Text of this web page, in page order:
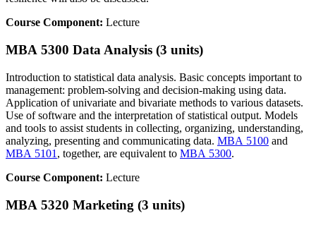
Course Component: Lecture
MBA 5300 Data Analysis (3 units)
Introduction to statistical data analysis. Basic concepts important to
management: problem-solving and decision-making using data.
Application of univariate and bivariate methods to various datasets.
Use of software and the interpretation of statistical output. Models
and tools to assist students in collecting, organizing, understanding,
analyzing, presenting and communicating data. MBA 5100 and
MBA 5101 , together, are equivalent to MBA 5300.
Course Component: Lecture
MBA 5320 Marketing (3 units)